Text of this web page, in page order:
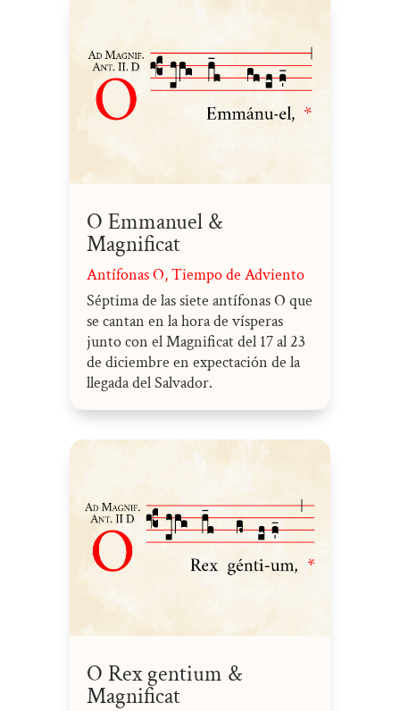
O Emmanuel &
Magnificat
Antífonas O,Tiempo de Adviento
Séptima de las siete antífonas O que
se cantan en la hora de vísperas
junto con el Magnificat del 17 al 23
de diciembre en expectación de la
llegada del Salvador.
O Rex gentium &
Magnificat